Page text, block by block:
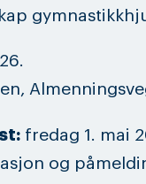
fredag 1. mai
og